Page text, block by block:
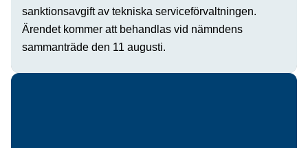
sanktionsavgift av tekniska serviceförvaltningen.
Ärendet kommer att behandlas vid nämndens
sammanträde den 11 augusti.